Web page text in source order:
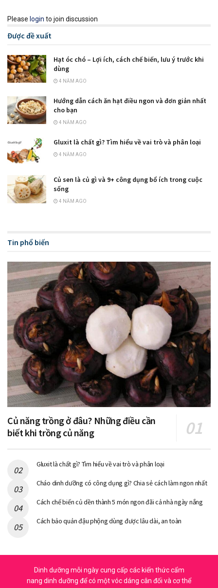
Please login to join discussion
Được đề xuất
Hạt óc chó – Lợi ích, cách chế biến, lưu ý trước khi
dùng
4 NĂM AGO
Hướng dẫn cách ăn hạt điều ngon và đơn giản nhất
cho bạn
4 NĂM AGO
Gluxit là chất gì? Tìm hiểu về vai trò và phân loại
4 NĂM AGO
Củ sen là củ gì và 9+ công dụng bổ ích trong cuộc
sống
4 NĂM AGO
Tin phổ biến
Củ năng trồng ở đâu? Những điều cần
biết khi trồng củ năng
Gluxit là chất gì? Tìm hiểu về vai trò và phân loại
Cháo dinh dưỡng có công dụng gì? Chia sẻ cách làm ngon nhất
Cách chế biến củ dền thành 5 món ngon đãi cả nhà ngày nắng
Cách bảo quản đậu phộng dùng được lâu dài, an toàn
Dinh dưỡng mỗi ngày cung cấp các kiến thức cẩm
nang dinh dưỡng để có một vóc dáng cân đối và cơ thể